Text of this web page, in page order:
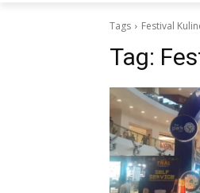
Tags Festival
Tag: